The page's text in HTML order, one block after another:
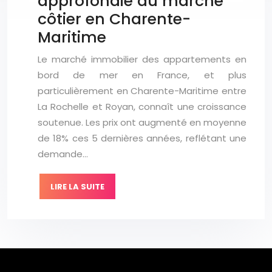
côtier en Charente-
Maritime
Le marché immobilier des appartements en
bord de mer en France, et plus
particulièrement en Charente-Maritime entre
La Rochelle et Royan, connaît une croissance
soutenue. Les prix ont augmenté en moyenne
de 18% ces 5 dernières années, reflétant une
demande…
LIRE LA SUITE